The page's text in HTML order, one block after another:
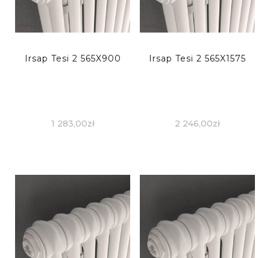
Irsap Tesi 2 565X900
1 283,00zł
Irsap Tesi 2 565X1575
2 246,00zł